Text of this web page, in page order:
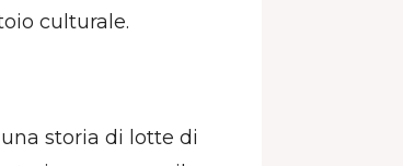
culturale.
storia di lotte di